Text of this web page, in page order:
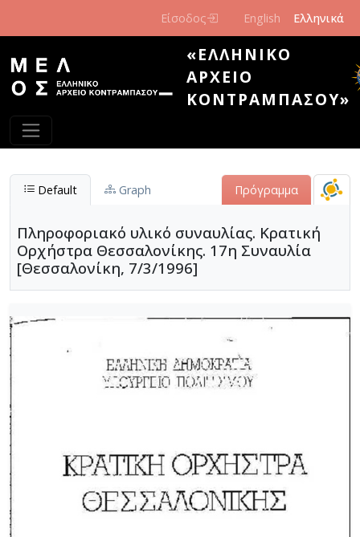
Είσοδος English Ελληνικά
«ΕΛΛΗΝΙΚΌ
ΑΡΧΕΊΟ
ΚΟΝΤΡΑΜΠΆΣΟΥ»
Default Graph Πρόγραμμα
Πληροφοριακό υλικό συναυλίας. Κρατική
Ορχήστρα Θεσσαλονίκης. 17η Συναυλία
[Θεσσαλονίκη, 7/3/1996]